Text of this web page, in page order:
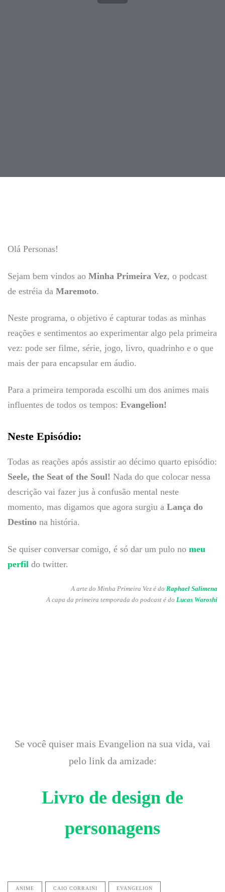
Olá Personas!
Sejam bem vindos ao Minha Primeira Vez, o podcast
de estréia da Maremoto.
Neste programa, o objetivo é capturar todas as minhas
reações e sentimentos ao experimentar algo pela primeira
vez: pode ser filme, série, jogo, livro, quadrinho e o que
mais der para encapsular em áudio.
Para a primeira temporada escolhi um dos animes mais
influentes de todos os tempos: Evangelion!
Neste Episódio:
Todas as reações após assistir ao décimo quarto episódio:
Seele, the Seat of the Soul! Nada do que colocar nessa
descrição vai fazer jus à confusão mental neste
momento, mas digamos que agora surgiu a Lança do
Destino na história.
Se quiser conversar comigo, é só dar um pulo no meu
perfil do twitter.
A arte do Minha Primeira Vez é do Raphael Salimena
A capa da primeira temporada do podcast é do Lucas Waroshi
Se você quiser mais Evangelion na sua vida, vai
pelo link da amizade:
Livro de design de
personagens
ANIME CAIO CORRAINI EVANGELION